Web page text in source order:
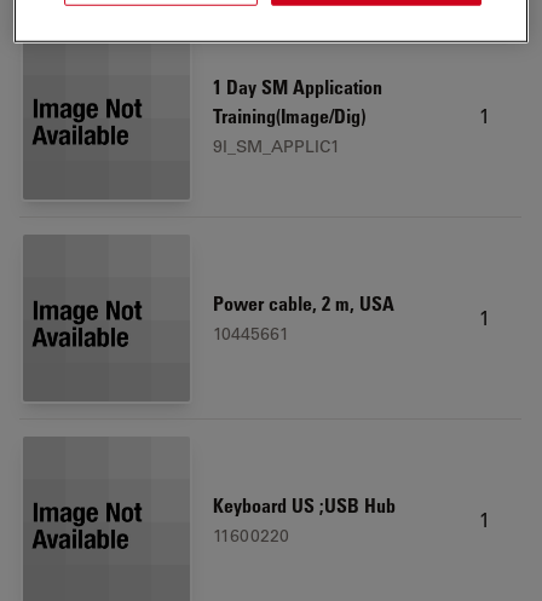
1 Day SM Application
Training(Image/Dig)
9I_SM_APPLIC1
1
Power cable, 2 m, USA
10445661
1
Keyboard US ;USB Hub
11600220
1